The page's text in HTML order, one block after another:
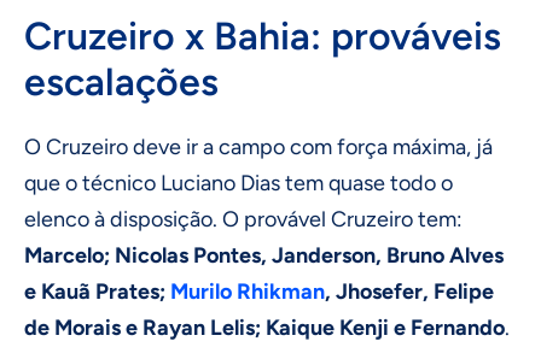
Cruzeiro x Bahia: prováveis
escalações
O Cruzeiro deve ir a campo com força máxima, já
que o técnico Luciano Dias tem quase todo o
elenco à disposição. O provável Cruzeiro tem:
Marcelo; Nicolas Pontes, Janderson, Bruno Alves
e Kauã Prates; Murilo Rhikman, Jhosefer, Felipe
de Morais e Rayan Lelis; Kaique Kenji e Fernando.